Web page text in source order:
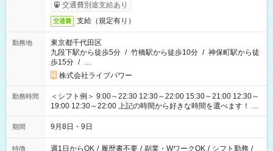
交通費別途支給あり
交通費 支給（規定有り）
勤務地
東京都千代田区
九段下駅から徒歩5分 / 竹橋駅から徒歩10分 / 神保町駅から徒
歩15分 / …
株式会社ライブパワー
勤務時間
＜シフト例＞ 9:00～22:30 12:30～22:00 15:30～21:00 12:30～
19:00 12:30～22:00 上記の時間から好きな時間を選べます！ ※
時間は変更となる可能性があります
期間 9月8日・9日
特徴 週1日からOK / 履歴書不要 / 副業・WワークOK / シフト勤務 /